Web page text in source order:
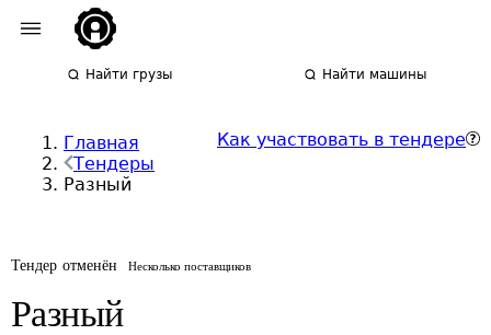
Найти грузы Найти машины
Главная
Тендеры
Разный
Как участвовать в тендере
Тендер отменён Несколько поставщиков
Разный